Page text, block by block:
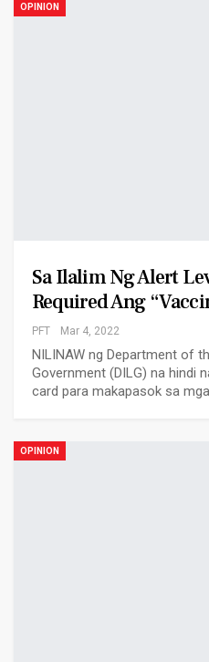
OPINION
Sa Ilalim Ng Alert
Required Ang
PFT Mar 4, 2022
NILINAW ng Department of
Government (DILG) na hindi
card para makapasok sa
OPINION